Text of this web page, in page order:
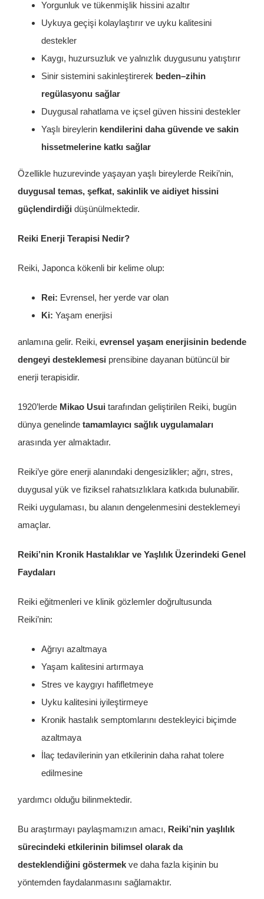
Yorgunluk ve tükenmişlik hissini azaltır
Uykuya geçişi kolaylaştırır ve uyku kalitesini
destekler
Kaygı, huzursuzluk ve yalnızlık duygusunu yatıştırır
Sinir sistemini sakinleştirerek beden–zihin
regülasyonu sağlar
Duygusal rahatlama ve içsel güven hissini destekler
Yaşlı bireylerin kendilerini daha güvende ve sakin
hissetmelerine katkı sağlar
Özellikle huzurevinde yaşayan yaşlı bireylerde Reiki’nin,
duygusal temas, şefkat, sakinlik ve aidiyet hissini
güçlendirdiği düşünülmektedir.
Reiki Enerji Terapisi Nedir?
Reiki, Japonca kökenli bir kelime olup:
Rei: Evrensel, her yerde var olan
Ki: Yaşam enerjisi
anlamına gelir. Reiki, evrensel yaşam enerjisinin bedende
dengeyi desteklemesi prensibine dayanan bütüncül bir
enerji terapisidir.
1920’lerde Mikao Usui tarafından geliştirilen Reiki, bugün
dünya genelinde tamamlayıcı sağlık uygulamaları
arasında yer almaktadır.
Reiki’ye göre enerji alanındaki dengesizlikler; ağrı, stres,
duygusal yük ve fiziksel rahatsızlıklara katkıda bulunabilir.
Reiki uygulaması, bu alanın dengelenmesini desteklemeyi
amaçlar.
Reiki’nin Kronik Hastalıklar ve Yaşlılık Üzerindeki Genel
Faydaları
Reiki eğitmenleri ve klinik gözlemler doğrultusunda
Reiki’nin:
Ağrıyı azaltmaya
Yaşam kalitesini artırmaya
Stres ve kaygıyı hafifletmeye
Uyku kalitesini iyileştirmeye
Kronik hastalık semptomlarını destekleyici biçimde
azaltmaya
İlaç tedavilerinin yan etkilerinin daha rahat tolere
edilmesine
yardımcı olduğu bilinmektedir.
Bu araştırmayı paylaşmamızın amacı, Reiki’nin yaşlılık
sürecindeki etkilerinin bilimsel olarak da
desteklendiğini göstermek ve daha fazla kişinin bu
yöntemden faydalanmasını sağlamaktır.